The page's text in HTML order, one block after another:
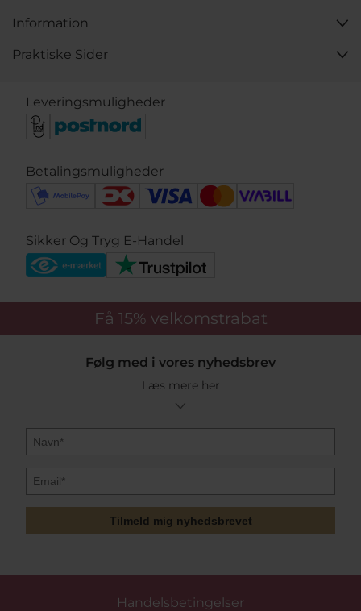
Information
Praktiske Sider
Leveringsmuligheder
Betalingsmuligheder
Sikker Og Tryg E-Handel
Få 15% velkomstrabat
Følg med i vores nyhedsbrev
Læs mere her
Tilmeld mig nyhedsbrevet
Handelsbetingelser